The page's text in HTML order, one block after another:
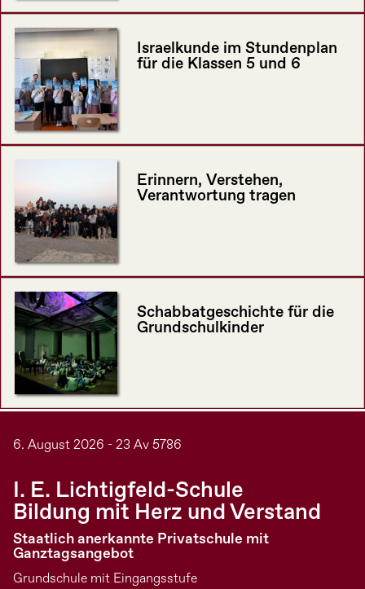
Israelkunde im Stundenplan
für die Klassen 5 und 6
Erinnern, Verstehen,
Verantwortung tragen
Schabbatgeschichte für die
Grundschulkinder
6. August 2026 - 23 Av 5786
I. E. Lichtigfeld-Schule
Bildung mit Herz und Verstand
Staatlich anerkannte Privatschule mit
Ganztagsangebot
Grundschule mit Eingangsstufe